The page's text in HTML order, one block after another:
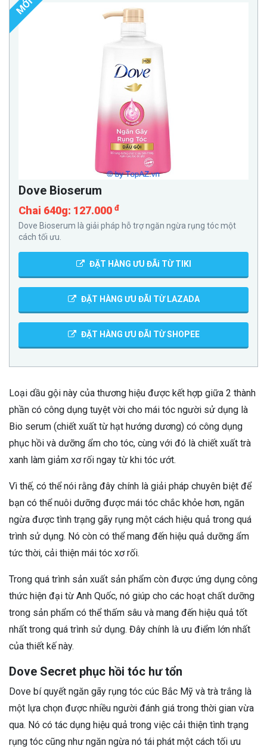
MỚI
Dove Bioserum
Chai 640g: 127.000 đ
Dove Bioserum là giải pháp hỗ trợ ngăn ngừa rụng tóc một
cách tối ưu.
ĐẶT HÀNG ƯU ĐÃi TỪ TIKI
ĐẶT HÀNG ƯU ĐÃI TỪ LAZADA
ĐẶT HÀNG ƯU ĐÃI TỪ SHOPEE
Loại dầu gội này của thương hiệu được kết hợp giữa 2 thành
phần có công dụng tuyệt vời cho mái tóc người sử dụng là
Bio serum (chiết xuất từ hạt hướng dương) có công dụng
phục hồi và dưỡng ẩm cho tóc, cùng với đó là chiết xuất trà
xanh làm giảm xơ rối ngay từ khi tóc ướt.
Vì thế, có thể nói rằng đây chính là giải pháp chuyên biệt để
bạn có thể nuôi dưỡng được mái tóc chắc khỏe hơn, ngăn
ngừa được tình trạng gãy rụng một cách hiệu quả trong quá
trình sử dụng. Nó còn có thể mang đến hiệu quả dưỡng ẩm
tức thời, cải thiện mái tóc xơ rối.
Trong quá trình sản xuất sản phẩm còn được ứng dụng công
thức hiện đại từ Anh Quốc, nó giúp cho các hoạt chất dưỡng
trong sản phẩm có thể thấm sâu và mang đến hiệu quả tốt
nhất trong quá trình sử dụng. Đây chính là ưu điểm lớn nhất
của thiết kế này.
Dove Secret phục hồi tóc hư tổn
Dove bí quyết ngăn gãy rụng tóc cúc Bắc Mỹ và trà trắng là
một lựa chọn được nhiều người đánh giá trong thời gian vừa
qua. Nó có tác dụng hiệu quả trong việc cải thiện tình trạng
rụng tóc cũng như ngăn ngừa nó tái phát một cách tối ưu